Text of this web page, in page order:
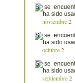
noviembre 2
octubre 2
septiembre 2